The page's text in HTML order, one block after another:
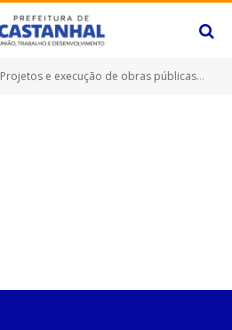
Projetos e execução de obras públicas